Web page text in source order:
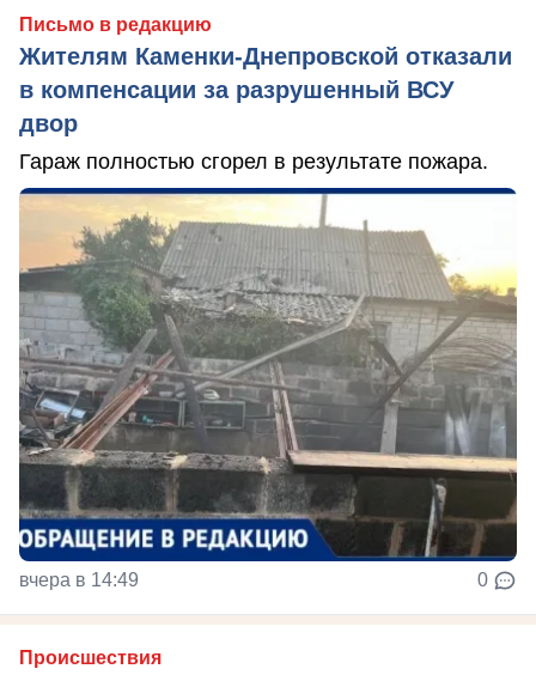
Письмо в редакцию
Жителям Каменки-Днепровской отказали
в компенсации за разрушенный ВСУ
двор
Гараж полностью сгорел в результате пожара.
вчера в 14:49 0
Происшествия